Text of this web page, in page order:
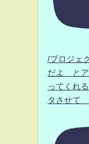
/プロジェ
だよ とア
ってくれ
タさせて